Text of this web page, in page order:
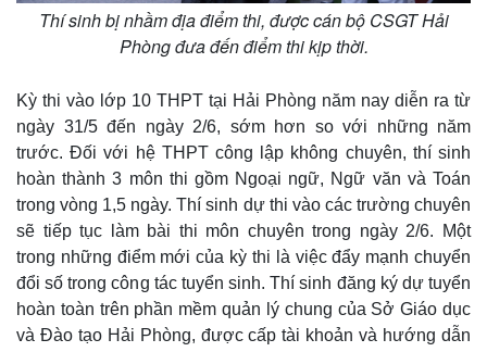
Thí sinh bị nhầm địa điểm thi, được cán bộ CSGT Hải
Phòng đưa đến điểm thi kịp thời.
Kỳ thi vào lớp 10 THPT tại Hải Phòng năm nay diễn ra từ
ngày 31/5 đến ngày 2/6, sớm hơn so với những năm
trước. Đối với hệ THPT công lập không chuyên, thí sinh
hoàn thành 3 môn thi gồm Ngoại ngữ, Ngữ văn và Toán
trong vòng 1,5 ngày. Thí sinh dự thi vào các trường chuyên
sẽ tiếp tục làm bài thi môn chuyên trong ngày 2/6. Một
trong những điểm mới của kỳ thi là việc đẩy mạnh chuyển
đổi số trong công tác tuyển sinh. Thí sinh đăng ký dự tuyển
hoàn toàn trên phần mềm quản lý chung của Sở Giáo dục
và Đào tạo Hải Phòng, được cấp tài khoản và hướng dẫn